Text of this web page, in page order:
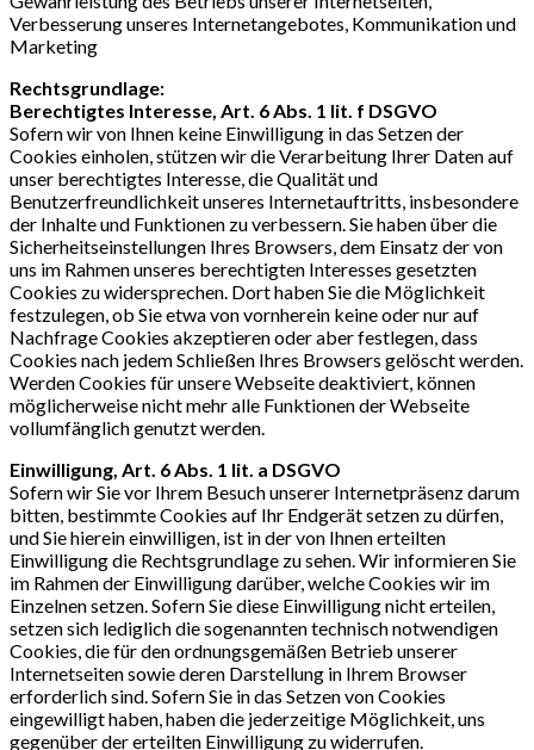
Verbesserung unseres Internetangebotes, Kommunikation und
Marketing
Rechtsgrundlage:
Berechtigtes Interesse, Art. 6 Abs. 1 lit. f DSGVO
Sofern wir von Ihnen keine Einwilligung in das Setzen der
Cookies einholen, stützen wir die Verarbeitung Ihrer Daten auf
unser berechtigtes Interesse, die Qualität und
Benutzerfreundlichkeit unseres Internetauftritts, insbesondere
der Inhalte und Funktionen zu verbessern. Sie haben über die
Sicherheitseinstellungen Ihres Browsers, dem Einsatz der von
uns im Rahmen unseres berechtigten Interesses gesetzten
Cookies zu widersprechen. Dort haben Sie die Möglichkeit
festzulegen, ob Sie etwa von vornherein keine oder nur auf
Nachfrage Cookies akzeptieren oder aber festlegen, dass
Cookies nach jedem Schließen Ihres Browsers gelöscht werden.
Werden Cookies für unsere Webseite deaktiviert, können
möglicherweise nicht mehr alle Funktionen der Webseite
vollumfänglich genutzt werden.
Einwilligung, Art. 6 Abs. 1 lit. a DSGVO
Sofern wir Sie vor Ihrem Besuch unserer Internetpräsenz darum
bitten, bestimmte Cookies auf Ihr Endgerät setzen zu dürfen,
und Sie hierein einwilligen, ist in der von Ihnen erteilten
Einwilligung die Rechtsgrundlage zu sehen. Wir informieren Sie
im Rahmen der Einwilligung darüber, welche Cookies wir im
Einzelnen setzen. Sofern Sie diese Einwilligung nicht erteilen,
setzen sich lediglich die sogenannten technisch notwendigen
Cookies, die für den ordnungsgemäßen Betrieb unserer
Internetseiten sowie deren Darstellung in Ihrem Browser
erforderlich sind. Sofern Sie in das Setzen von Cookies
eingewilligt haben, haben die jederzeitige Möglichkeit, uns
gegenüber der erteilten Einwilligung zu widerrufen.